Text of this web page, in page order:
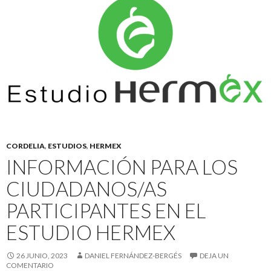
CORDELIA, ESTUDIOS, HERMEX
INFORMACIÓN PARA LOS
CIUDADANOS/AS
PARTICIPANTES EN EL
ESTUDIO HERMEX
26 JUNIO, 2023 DANIEL FERNÁNDEZ-BERGÉS
DEJA UN
COMENTARIO